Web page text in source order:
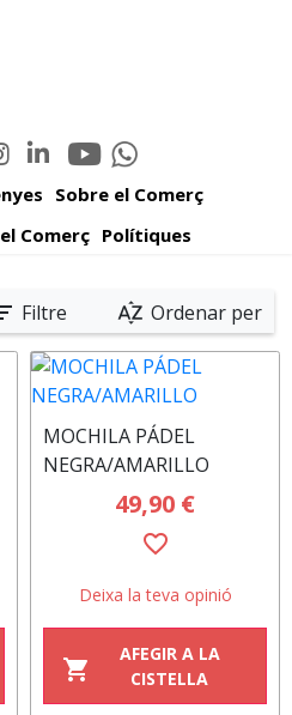
Linked-
Padelator
Youtube
Padelator
Whatsapp
Padelator
Sobre el Comerç
Comerç Polítiques
Filtre sort_by_alpha Ordenar per
MOCHILA PÁDEL
NEGRA/AMARILLO
49,90 €
favorite_border
Deixa la teva opinió
shopping_cart
AFEGIR A LA
CISTELLA